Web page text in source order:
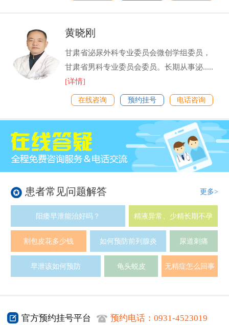
黄晓刚
甘肃省泌尿外科专业委员会微创学组委员，
甘肃省男科专业委员会委员。长期从事泌.....
[详情]
在线咨询 预约挂号 电话咨询
患者常见问题解答 更多>
阳痿早泄能治好吗？ 精液异常、少精长期不孕
割包皮花多少钱 如何预防前列腺炎 尿道刺痛
早泄该如何预防 龟头蜕皮 无精症怎么回事
官方预约挂号平台 预约电话：0931-4523019